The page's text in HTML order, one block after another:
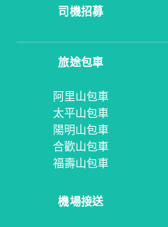
司機招募
旅途包車
阿里山包車
太平山包車
陽明山包車
合歡山包車
福壽山包車
機場接送